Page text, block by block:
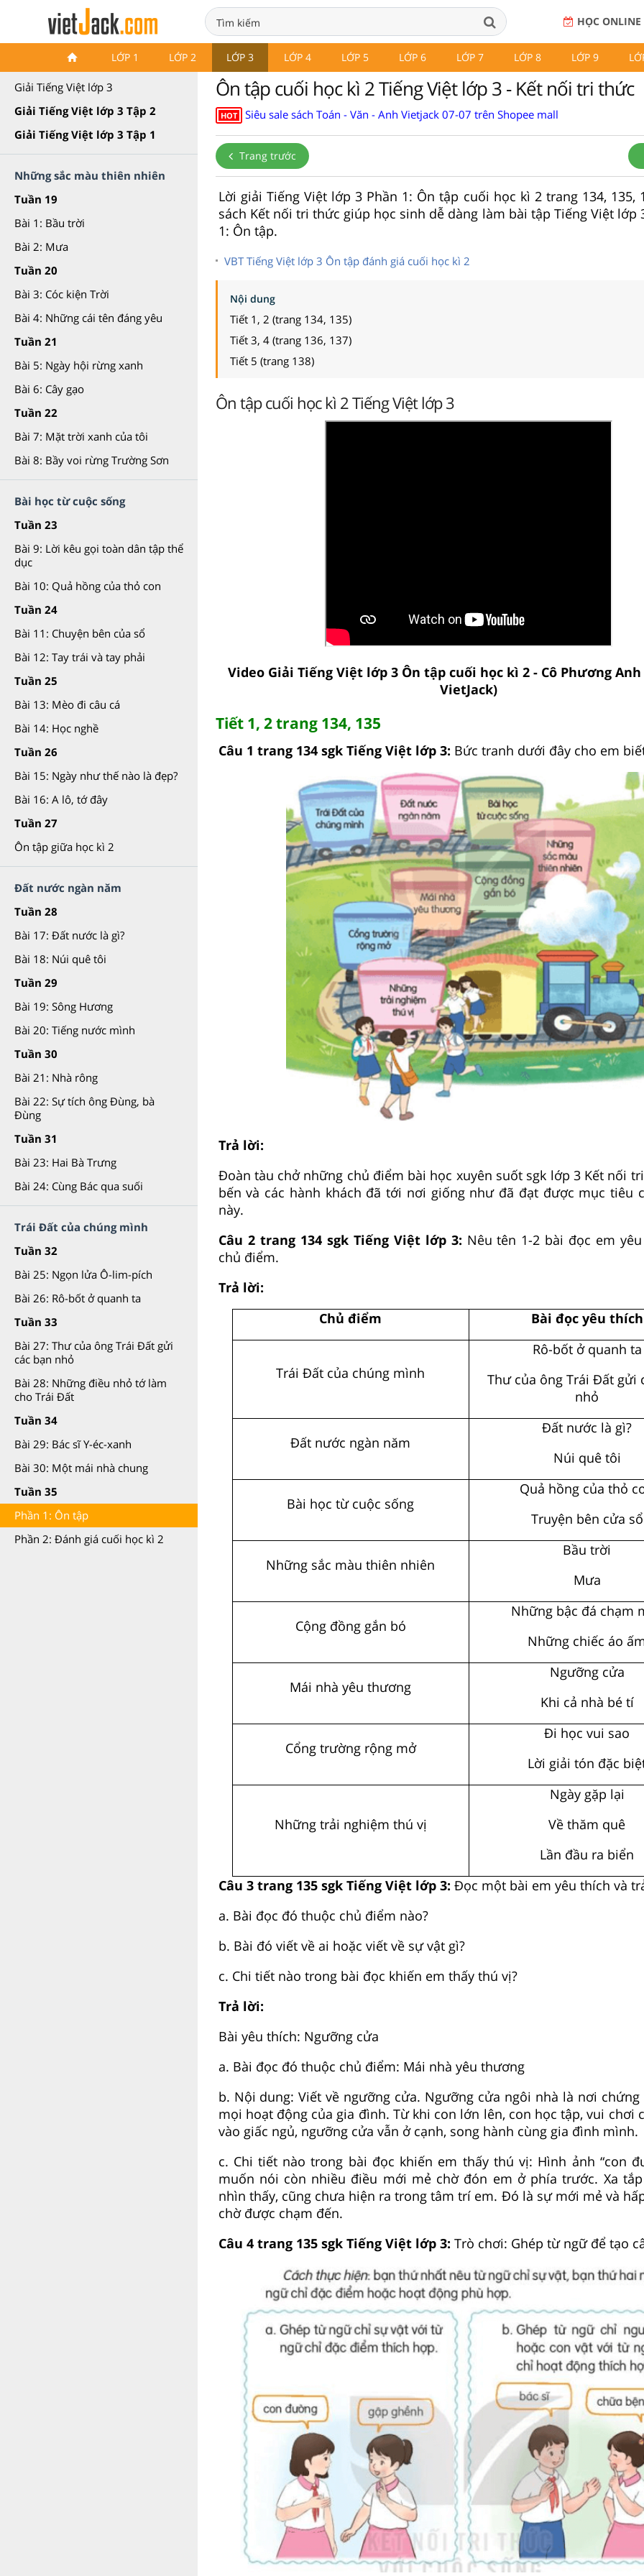
HỌC ONLINE
LỚP 1 LỚP 2 LỚP 3 LỚP 4 LỚP 5 LỚP 6 LỚP 7 LỚP 8 LỚP 9
Tiếng Việt lớp 3 Kết nối tri
Giải Tiếng Việt lớp 3
Giải Tiếng Việt lớp 3 Tập 2
Giải Tiếng Việt lớp 3 Tập 1
Những sắc màu thiên nhiên
Tuần 19
Bài 1: Bầu trời
Bài 2: Mưa
Tuần 20
Bài 3: Cóc kiện Trời
Bài 4: Những cái tên đáng yêu
Tuần 21
Bài 5: Ngày hội rừng xanh
Bài 6: Cây gạo
Tuần 22
Bài 7: Mặt trời xanh của tôi
Bài 8: Bầy voi rừng Trường Sơn
Bài học từ cuộc sống
Tuần 23
Bài 9: Lời kêu gọi toàn dân tập thể
dục
Bài 10: Quả hồng của thỏ con
Tuần 24
Bài 11: Chuyện bên của sổ
Bài 12: Tay trái và tay phải
Tuần 25
Bài 13: Mèo đi câu cá
Bài 14: Học nghề
Tuần 26
Bài 15: Ngày như thế nào là đẹp?
Bài 16: A lô, tớ đây
Tuần 27
Ôn tập giữa học kì 2
Đất nước ngàn năm
Tuần 28
Bài 17: Đất nước là gì?
Bài 18: Núi quê tôi
Tuần 29
Bài 19: Sông Hương
Bài 20: Tiếng nước mình
Tuần 30
Bài 21: Nhà rông
Bài 22: Sự tích ông Đùng, bà
Đùng
Tuần 31
Bài 23: Hai Bà Trưng
Bài 24: Cùng Bác qua suối
Trái Đất của chúng mình
Tuần 32
Bài 25: Ngọn lửa Ô-lim-pích
Bài 26: Rô-bốt ở quanh ta
Tuần 33
Bài 27: Thư của ông Trái Đất gửi
các bạn nhỏ
Bài 28: Những điều nhỏ tớ làm
cho Trái Đất
Tuần 34
Bài 29: Bác sĩ Y-éc-xanh
Bài 30: Một mái nhà chung
Tuần 35
Phần 1: Ôn tập
Phần 2: Đánh giá cuối học kì 2
Ôn tập cuối học kì 2 Tiếng Việt lớp 3 - Kết nối tri thức
HOT Siêu sale sách Toán - Văn - Anh Vietjack 07-07 trên Shopee mall
Trang trước
Lời giải Tiếng Việt lớp 3 Phần 1: Ôn tập cuối học kì 2 trang 134, 135,
sách Kết nối tri thức giúp học sinh dễ dàng làm bài tập Tiếng Việt lớp
1: Ôn tập.
VBT Tiếng Việt lớp 3 Ôn tập đánh giá cuối học kì 2
Nội dung
Tiết 1, 2 (trang 134, 135)
Tiết 3, 4 (trang 136, 137)
Tiết 5 (trang 138)
Ôn tập cuối học kì 2 Tiếng Việt lớp 3
Video Giải Tiếng Việt lớp 3 Ôn tập cuối học kì 2 - Cô Phương
VietJack)
Tiết 1, 2 trang 134, 135
Câu 1 trang 134 sgk Tiếng Việt lớp 3: Bức tranh dưới đây cho em
Trả lời:
Đoàn tàu chở những chủ điểm bài học xuyên suốt sgk lớp 3 Kết nối
bến và các hành khách đã tới nơi giống như đã đạt được mục tiêu
này.
Câu 2 trang 134 sgk Tiếng Việt lớp 3: Nêu tên 1-2 bài đọc em
chủ điểm.
Trả lời:
Chủ điểm
Bài đọc yêu thích
Trái Đất của chúng mình
Rô-bốt ở quanh ta
Thư của ông Trái Đất gửi
nhỏ
Đất nước ngàn năm
Đất nước là gì?
Núi quê tôi
Bài học từ cuộc sống
Quả hồng của thỏ
Truyện bên cửa sổ
Những sắc màu thiên nhiên
Bầu trời
Mưa
Cộng đồng gắn bó
Những bậc đá chạm
Những chiếc áo
Mái nhà yêu thương
Ngưỡng cửa
Khi cả nhà bé tí
Cổng trường rộng mở
Đi học vui sao
Lời giải tón đặc
Những trải nghiệm thú vị
Ngày gặp lại
Về thăm quê
Lần đầu ra biển
Câu 3 trang 135 sgk Tiếng Việt lớp 3: Đọc một bài em yêu thích và
a. Bài đọc đó thuộc chủ điểm nào?
b. Bài đó viết về ai hoặc viết về sự vật gì?
c. Chi tiết nào trong bài đọc khiến em thấy thú vị?
Trả lời:
Bài yêu thích: Ngưỡng cửa
a. Bài đọc đó thuộc chủ điểm: Mái nhà yêu thương
b. Nội dung: Viết về ngưỡng cửa. Ngưỡng cửa ngôi nhà là nơi chứng
mọi hoạt động của gia đình. Từ khi con lớn lên, con học tập, vui chơi
vào giấc ngủ, ngưỡng cửa vẫn ở cạnh, song hành cùng gia đình mình.
c. Chi tiết nào trong bài đọc khiến em thấy thú vị: Hình ảnh “con
muốn nói còn nhiều điều mới mẻ chờ đón em ở phía trước. Xa
nhìn thấy, cũng chưa hiện ra trong tâm trí em. Đó là sự mới mẻ và
chờ được chạm đến.
Câu 4 trang 135 sgk Tiếng Việt lớp 3: Trò chơi: Ghép từ ngữ để tạo